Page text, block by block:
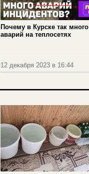
Почему в Курске так много
аварий на теплосетях
12 декабря 2023 в 16:44